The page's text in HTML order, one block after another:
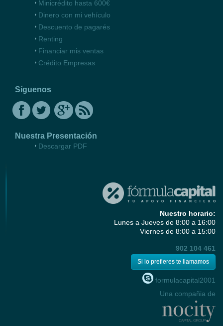
Minicrédito hasta 600€
Dinero con mi vehículo
Descuento de pagarés
Renting
Financiar mis ventas
Crédito Empresas
Síguenos
Nuestra Presentación
Descargar PDF
Nuestro horario:
Lunes a Jueves de 8:00 a 16:00
Viernes de 8:00 a 15:00
902 104 461
Si lo prefieres te llamamos
formulacapital2001
Una compañia de